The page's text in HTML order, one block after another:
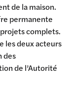
de la maison.
permanente
complets.
les deux acteurs
des
de l’Autorité